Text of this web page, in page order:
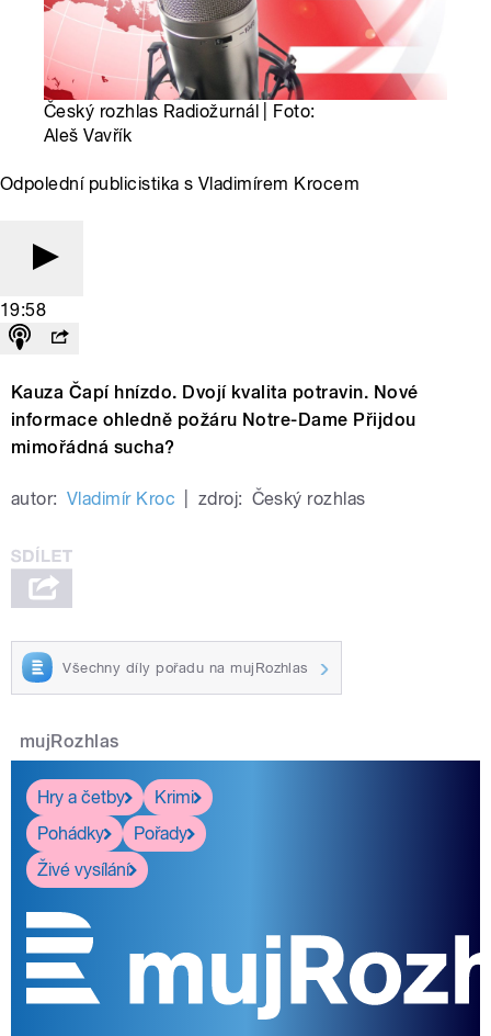
Český rozhlas Radiožurnál | Foto:
Aleš Vavřík
Odpolední publicistika s Vladimírem Krocem
19:58
Kauza Čapí hnízdo. Dvojí kvalita potravin. Nové
informace ohledně požáru Notre-Dame Přijdou
mimořádná sucha?
autor: Vladimír Kroc zdroj: Český rozhlas
Všechny díly pořadu na mujRozhlas
mujRozhlas
Hry a četby
Krimi
Pohádky
Pořady
Živé vysílání